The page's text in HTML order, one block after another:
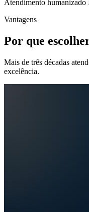
Atendimento humanizado
Vantagens
Por que
Mais de três décadas
excelência.